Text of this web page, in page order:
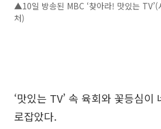
▲10일 방송된 MBC ‘찾아라! 맛있는 TV’(
처)
‘맛있는 TV’ 속 육회와 꽃등심이
로잡았다.